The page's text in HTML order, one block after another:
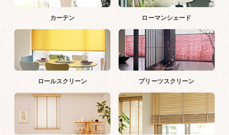
カーテン ローマンシェード
ロールスクリーン プリーツスクリーン